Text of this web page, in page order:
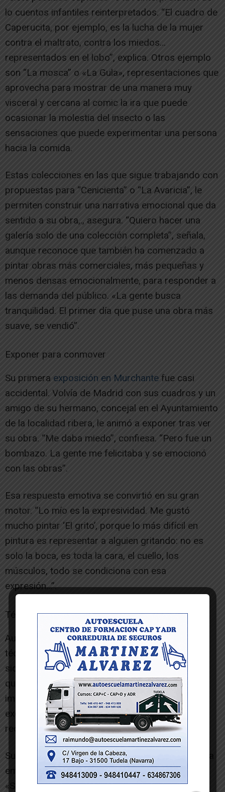
lo cuentos infantiles reinterpretados. “El cuadro de
Caperucita, por ejemplo, es la lucha de la mujer
contra el maltrato, contra los miedos…
representados en el lobo”, explica. Otros ejemplo
son “La mosca” o «La Gula», representaciones que
aprovecha para mostrar de una manera muy
visceral y cercana al comic la ira que puede
ocasionar la molestia del insecto o las
sensaciones que puede experimentar una persona
hacia la comida.
Estas colecciones en las que sigue trabajando con
propuestas para “Cenicienta” o “La Avaricia”, le
permiten construir una narrativa emocional que da
sentido a su obra,., asegura. “Quiero hacer una
galería solo de una colección completa”, señala,
aunque reconoce que también ha comenzado a
pintar obras más comerciales, más pequeñas y
menos densas emocionalmente, para responder a
las demanda del público. «La gente busca
tranquilidad. El primer día que puse una obra más
suave, se vendió”.
Exponer para conmover
Su primera exposición en Murchante fue casi
accidental. Volvía de Madrid con sus cuadros y un
amigo de su hermano, concejal en el Ayuntamiento
de la localidad ribera, le animó a exponer tras ver
su obra. “Me daba miedo”, confiesa. “Pero fue un
bombazo. La gente me felicitaba y se emocionó
con las obras”.
Esa respuesta emotiva se convirtió en su gran
motor. “Lo mío es la expresividad. Me gustó
mucho pintar ‘El grito’, porque lo más difícil en
pintura es representar a alguien gritando: no es
solo la boca, es toda la cara, el cuello, los
músculos, todo se condiciona con esa
expresión…”.
Técnica, búsqueda e inspiración
Aunque autodidacta, reconoce que su evolución
técnica en estos intensos meses de trabajo ha
sido notable. “Creo que he llegado al punto en el
que ya consigo hacer el cuadro tal y como lo
imagino”. Ahora, explica, trabaja casi
exclusivamente con óleo y emplea materiales
recuperados o comprados de segunda mano.
Su proceso creativo es meticuloso y basado en la
emoción. Sus ideas, relata, nacen del día a día.
«Surgen las ideas, lo apunto todo en el móvil y